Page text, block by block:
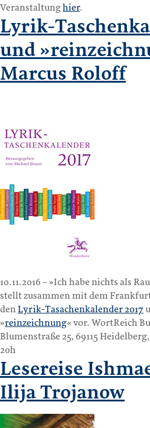
Veranstaltunghier.
Lyrik-
und
Marcus Roloff
10.11.2016 – »Ich habe nichts als
stellt zusammen mit dem
denLyrik-Tasachenkalender 2017
»reinzeichnung« vor. WortReich
Blumenstraße 25, 69115
20h
Lesereise
Ilija Trojanow